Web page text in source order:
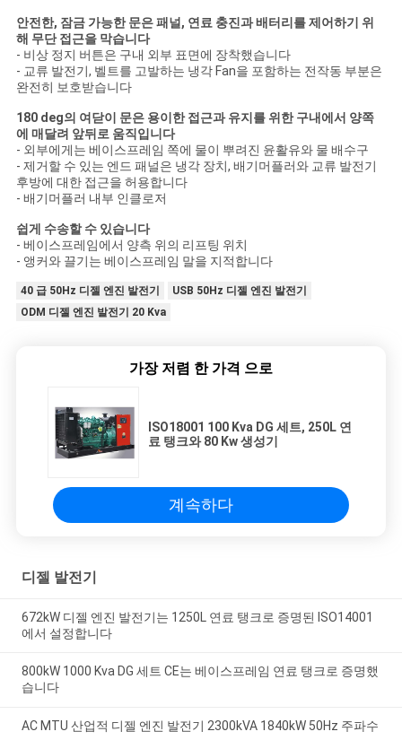
안전한, 잠금 가능한 문은 패널, 연료 충진과 배터리를 제어하기 위
해 무단 접근을 막습니다
- 비상 정지 버튼은 구내 외부 표면에 장착했습니다
- 교류 발전기, 벨트를 고발하는 냉각 Fan을 포함하는 전작동 부분은
완전히 보호받습니다
180 deg의 여닫이 문은 용이한 접근과 유지를 위한 구내에서 양쪽
에 매달려 앞뒤로 움직입니다
- 외부에게는 베이스프레임 쪽에 물이 뿌려진 윤활유와 물 배수구
- 제거할 수 있는 엔드 패널은 냉각 장치, 배기머플러와 교류 발전기
후방에 대한 접근을 허용합니다
- 배기머플러 내부 인클로저
쉽게 수송할 수 있습니다
- 베이스프레임에서 양측 위의 리프팅 위치
- 앵커와 끌기는 베이스프레임 말을 지적합니다
40 급 50Hz 디젤 엔진 발전기
USB 50Hz 디젤 엔진 발전기
ODM 디젤 엔진 발전기 20 Kva
가장 저렴 한 가격 으로
ISO18001 100 Kva DG 세트, 250L 연
료 탱크와 80 Kw 생성기
계속하다
디젤 발전기
672kW 디젤 엔진 발전기는 1250L 연료 탱크로 증명된 ISO14001
에서 설정합니다
800kW 1000 Kva DG 세트 CE는 베이스프레임 연료 탱크로 증명했
습니다
AC MTU 산업적 디젤 엔진 발전기 2300kVA 1840kW 50Hz 주파수